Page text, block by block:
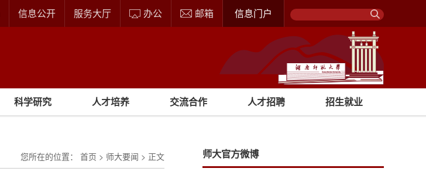
信息公开 服务大厅 办公 邮箱 信息门户
科学研究 人才培养 交流合作 人才招聘 招生就业
您所在的位置： 首页 > 师大要闻 > 正文 师大官方微博